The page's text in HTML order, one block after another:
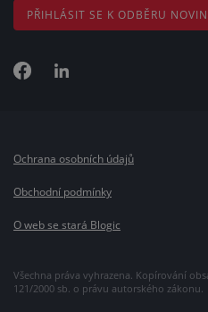
PŘIHLÁSIT SE K ODBĚRU
Všechna práva vyhrazena. Kopírování
121/2000 sb. o právu autorského zákonu.
Ochrana osobních údajů
Obchodní podmínky
O web se stará Blogic